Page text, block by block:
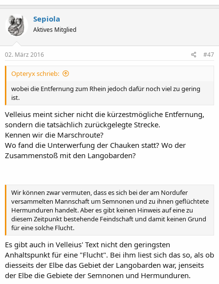
Sepiola
Aktives Mitglied
02. März 2016 #47
Opteryx schrieb:
wobei die Entfernung zum Rhein jedoch dafür noch viel zu gering
ist.
Velleius meint sicher nicht die kürzestmögliche Entfernung,
sondern die tatsächlich zurückgelegte Strecke.
Kennen wir die Marschroute?
Wo fand die Unterwerfung der Chauken statt? Wo der
Zusammenstoß mit den Langobarden?
Wir können zwar vermuten, dass es sich bei der am Nordufer
versammelten Mannschaft um Semnonen und zu ihnen geflüchtete
Hermunduren handelt. Aber es gibt keinen Hinweis auf eine zu
diesem Zeitpunkt bestehende Feindschaft und damit keinen Grund
für eine solche Flucht.
Es gibt auch in Velleius' Text nicht den geringsten
Anhaltspunkt für eine "Flucht". Bei ihm liest sich das so, als ob
diesseits der Elbe das Gebiet der Langobarden war, jenseits
der Elbe die Gebiete der Semnonen und Hermunduren.